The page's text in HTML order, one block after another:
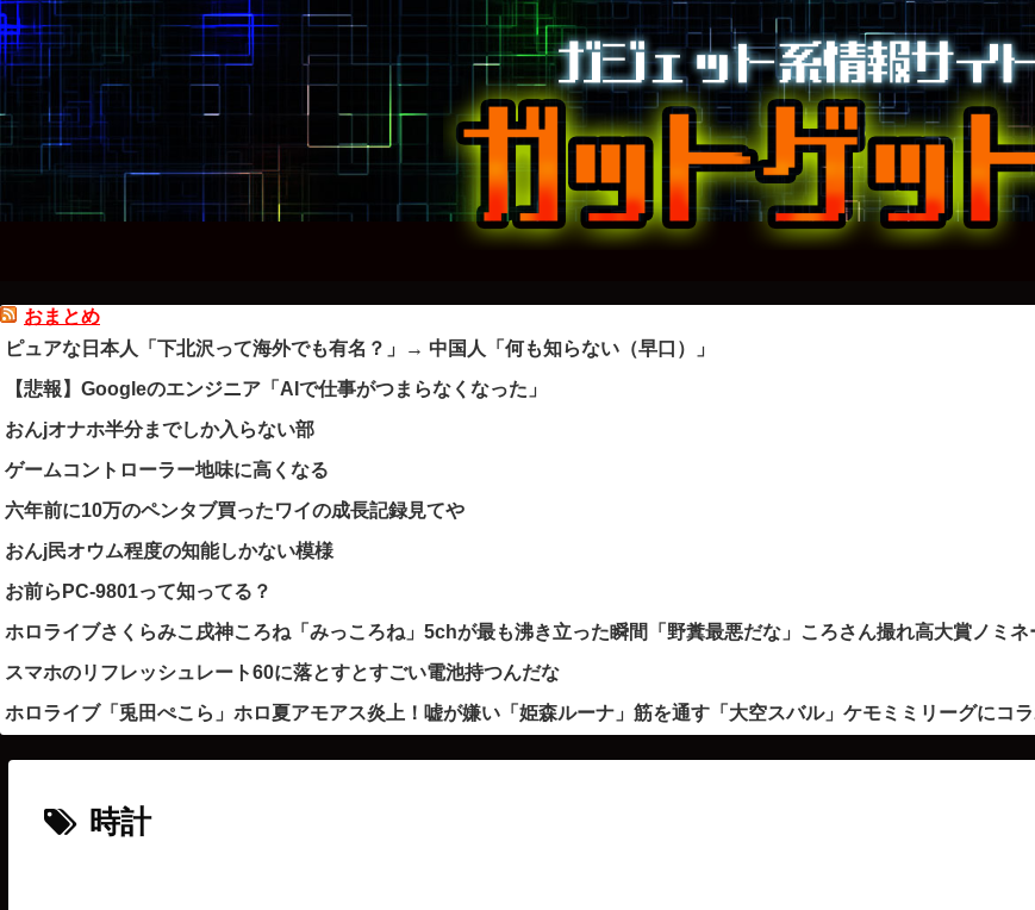
おまとめ
ピュアな日本人「下北沢って海外でも有名？」→ 中国人「何も知らない（早口）」
【悲報】Googleのエンジニア「AIで仕事がつまらなくなった」
おんjオナホ半分までしか入らない部
ゲームコントローラー地味に高くなる
六年前に10万のペンタブ買ったワイの成長記録見てや
おんj民オウム程度の知能しかない模様
お前らPC-9801って知ってる？
ホロライブさくらみこ戌神ころね「みっころね」5chが最も沸き立った瞬間「野糞最悪だな」ころさん撮れ高大賞ノミ
スマホのリフレッシュレート60に落とすとすごい電池持つんだな
ホロライブ「兎田ぺこら」ホロ夏アモアス炎上！嘘が嫌い「姫森ルーナ」筋を通す「大空スバル」ケモミミリーグにコ
時計